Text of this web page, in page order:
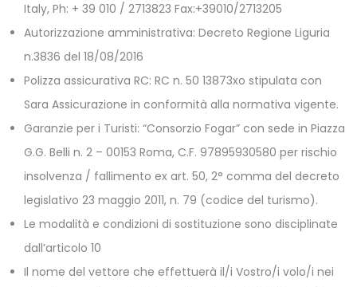
Italy, Ph: + 39 010 / 2713823 Fax:+39010/2713205
Autorizzazione amministrativa: Decreto Regione Liguria
n.3836 del 18/08/2016
Polizza assicurativa RC: RC n. 50 13873xo stipulata con
Sara Assicurazione in conformità alla normativa vigente.
Garanzie per i Turisti: “Consorzio Fogar” con sede in Piazza
G.G. Belli n. 2 – 00153 Roma, C.F. 97895930580 per rischio
insolvenza / fallimento ex art. 50, 2° comma del decreto
legislativo 23 maggio 2011, n. 79 (codice del turismo).
Le modalità e condizioni di sostituzione sono disciplinate
dall’articolo 10
Il nome del vettore che effettuerà il/i Vostro/i volo/i nei